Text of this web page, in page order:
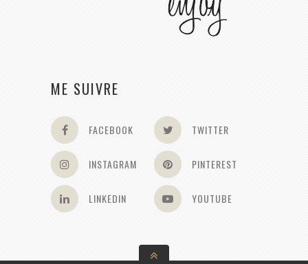
ME SUIVRE
FACEBOOK TWITTER
INSTAGRAM PINTEREST
LINKEDIN YOUTUBE